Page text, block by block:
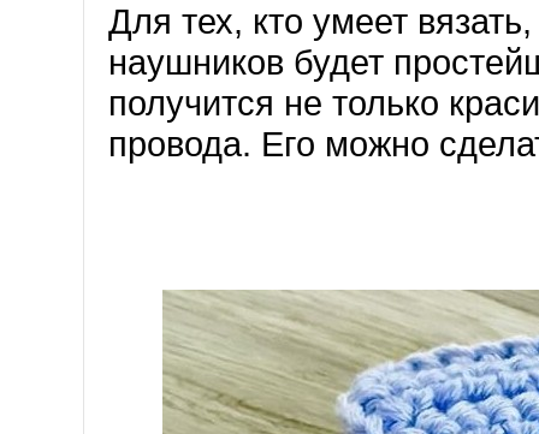
Для тех, кто умеет
наушников будет
получится не только
провода. Его можно